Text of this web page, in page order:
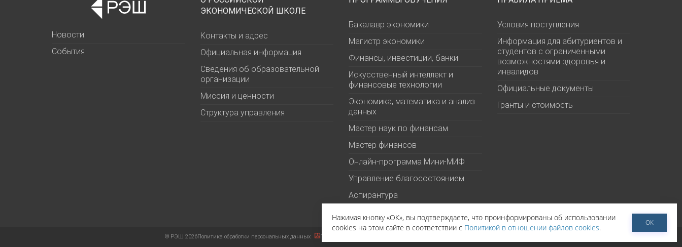
Новости
События
ЭКОНОМИЧЕСКОЙ ШКОЛЕ
Контакты и адрес
Официальная информация
Сведения об образовательной
организации
Миссия и ценности
Структура управления
Бакалавр экономики
Магистр экономики
Финансы, инвестиции, банки
Искусственный интеллект и
финансовые технологии
Экономика, математика и анализ
данных
Мастер наук по финансам
Мастер финансов
Онлайн-программа Мини-МИФ
Управление благосостоянием
Аспирантура
Условия поступления
Информация для абитуриентов и
студентов с ограниченными
возможностями здоровья и
инвалидов
Официальные документы
Гранты и стоимость
©РЭШ 2026Политика обработки персональных данных Политика в отношении файлов cookies
Нажимая кнопку «ОК», вы подтверждаете, что проинформированы об использовании
cookies на этом сайте в соответствии с Политикой в отношении файлов cookies.
ОК